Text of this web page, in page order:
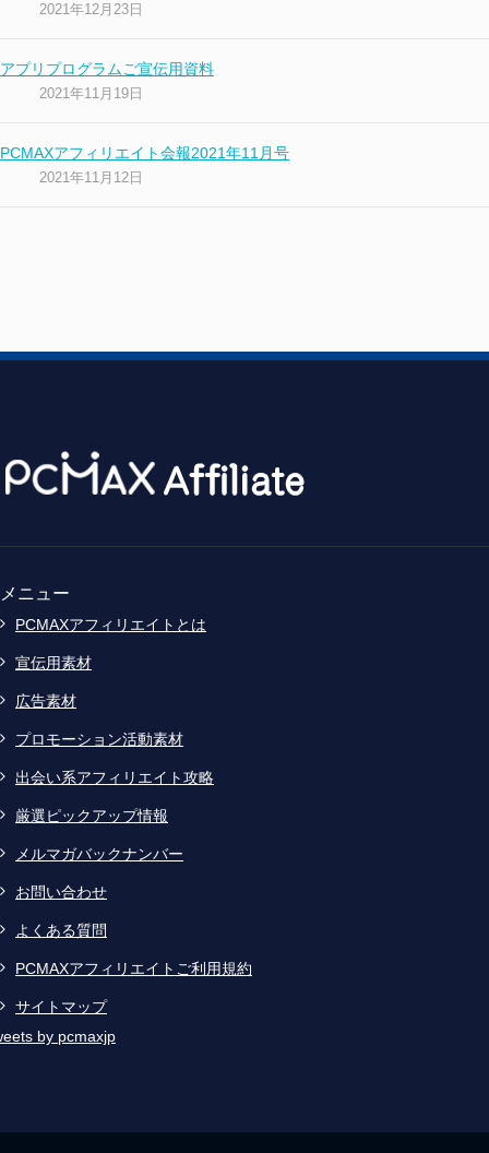
2021年12月23日
アプリプログラムご宣伝用資料
2021年11月19日
PCMAXアフィリエイト会報2021年11月号
2021年11月12日
メニュー
PCMAXアフィリエイトとは
宣伝用素材
広告素材
プロモーション活動素材
出会い系アフィリエイト攻略
厳選ピックアップ情報
メルマガバックナンバー
お問い合わせ
よくある質問
PCMAXアフィリエイトご利用規約
サイトマップ
by pcmaxjp